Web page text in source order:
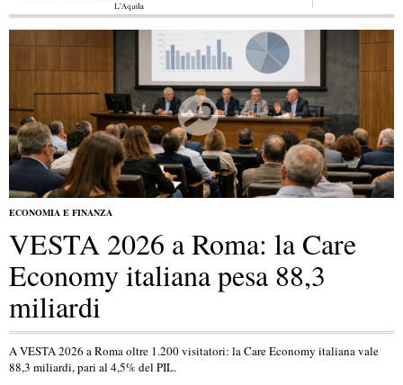
ECONOMIA E FINANZA
VESTA 2026 a Roma: la Care
Economy italiana pesa 88,3
miliardi
A VESTA 2026 a Roma oltre 1.200 visitatori: la Care Economy italiana vale
88,3 miliardi, pari al 4,5% del PIL.